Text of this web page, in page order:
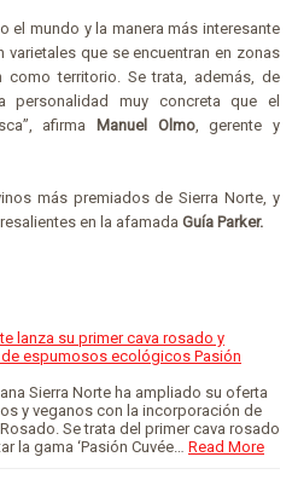
el mundo y la manera más interesante
que se encuentran en zonas
territorio. Se trata, además, de
personalidad muy concreta que el
afirma Manuel Olmo, gerente y
más premiados de Sierra Norte, y
en la afamada Guía Parker.
lanza su primer cava rosado y
espumosos ecológicos Pasión
Sierra Norte ha ampliado su oferta
y veganos con la incorporación de
Se trata del primer cava rosado
la gama ‘Pasión Cuvée… Read More